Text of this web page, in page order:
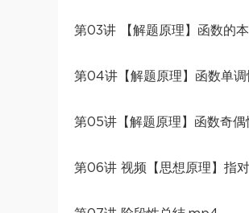
第03讲 【解题原理】函数的
第04讲【解题原理】函数单
第05讲【解题原理】函数奇
第06讲 视频【思想原理】指